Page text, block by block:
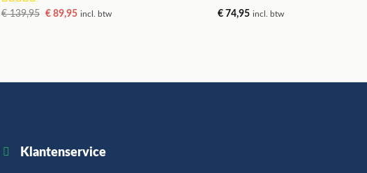
Gewaardeerd
€139,95 Oorspronkelijke
€ 89,95Huidige
incl. btw €74,95 incl. btw
Klantenservice